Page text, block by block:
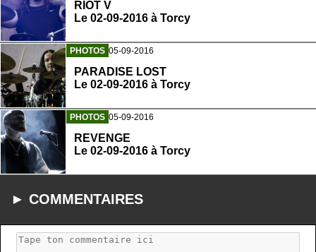
RIOT V
Le 02-09-2016 à Torcy
PHOTOS 05-09-2016
PARADISE LOST
Le 02-09-2016 à Torcy
PHOTOS 05-09-2016
REVENGE
Le 02-09-2016 à Torcy
► COMMENTAIRES